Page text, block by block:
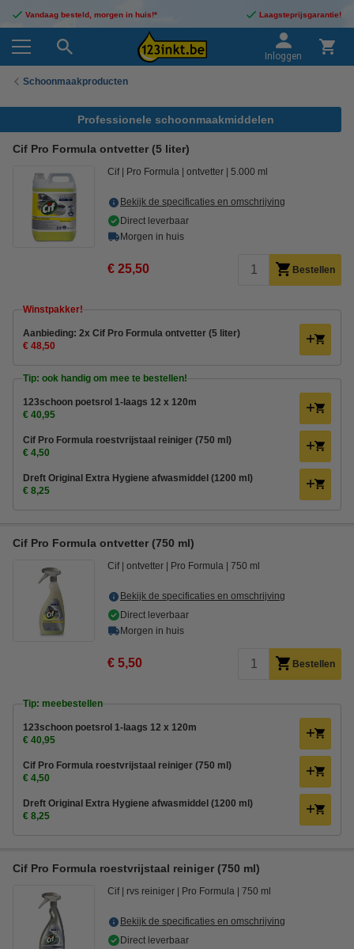
Vandaag besteld, morgen in huis!* Laagsteprijsgarantie!
Inloggen
Schoonmaakproducten
Professionele schoonmaakmiddelen
Cif Pro Formula ontvetter (5 liter)
Cif Pro Formula ontvetter 5.000 ml
Bekijk de specificaties en omschrijving
Direct leverbaar
Morgen in huis
€ 25,50 Bestellen
Winstpakker!
Aanbieding: 2x Cif Pro Formula ontvetter (5 liter)
€ 48,50
Tip: ook handig om mee te bestellen!
123schoon poetsrol 1-laags 12 x 120m
€ 40,95
Cif Pro Formula roestvrijstaal reiniger (750 ml)
€ 4,50
Dreft Original Extra Hygiene afwasmiddel (1200 ml)
€ 8,25
Cif Pro Formula ontvetter (750 ml)
Cif ontvetter Pro Formula 750 ml
Bekijk de specificaties en omschrijving
Direct leverbaar
Morgen in huis
€ 5,50 Bestellen
Tip: meebestellen
123schoon poetsrol 1-laags 12 x 120m
€ 40,95
Cif Pro Formula roestvrijstaal reiniger (750 ml)
€ 4,50
Dreft Original Extra Hygiene afwasmiddel (1200 ml)
€ 8,25
Cif Pro Formula roestvrijstaal reiniger (750 ml)
Cif rvs reiniger Pro Formula 750 ml
Bekijk de specificaties en omschrijving
Direct leverbaar